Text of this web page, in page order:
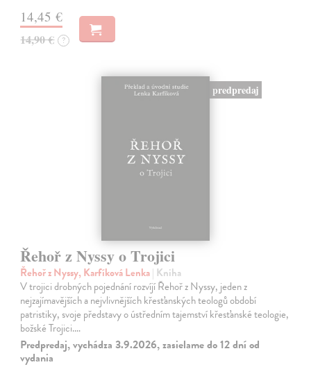
14,45 €
14,90 € ?
predpredaj
Řehoř z Nyssy o Trojici
Řehoř z Nyssy, Karfíková Lenka| Kniha
V trojici drobných pojednání rozvíjí Řehoř z Nyssy, jeden z
nejzajímavějších a nejvlivnějších křesťanských teologů období
patristiky, svoje představy o ústředním tajemství křesťanské teologie,
božské Trojici.…
Predpredaj, vychádza 3.9.2026, zasielame do 12 dní od
vydania